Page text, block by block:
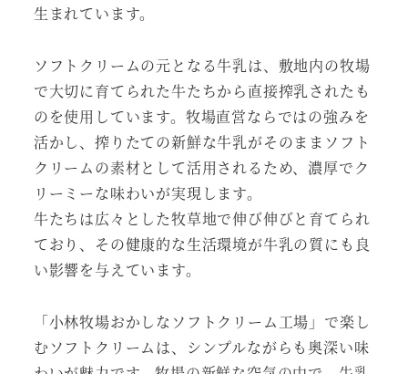
生まれています。
ソフトクリームの元となる牛乳は、敷地内の牧場
で大切に育てられた牛たちから直接搾乳されたも
のを使用しています。牧場直営ならではの強みを
活かし、搾りたての新鮮な牛乳がそのままソフト
クリームの素材として活用されるため、濃厚でク
リーミーな味わいが実現します。
牛たちは広々とした牧草地で伸び伸びと育てられ
ており、その健康的な生活環境が牛乳の質にも良
い影響を与えています。
「小林牧場おかしなソフトクリーム工場」で楽し
むソフトクリームは、シンプルながらも奥深い味